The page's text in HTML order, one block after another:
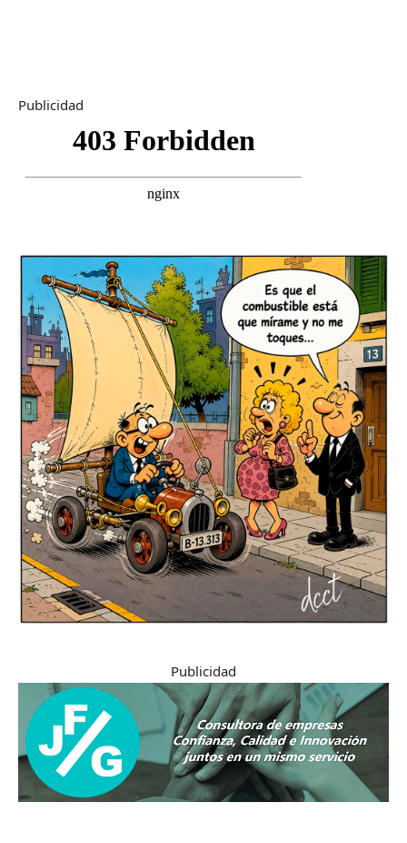
Publicidad
Publicidad